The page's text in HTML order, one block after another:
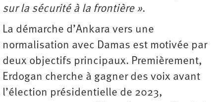
sur la sécurité à la frontière ».
La démarche d’Ankara vers une
normalisation avec Damas est motivée par
deux objectifs principaux. Premièrement,
Erdogan cherche à gagner des voix avant
l’élection présidentielle de 2023,